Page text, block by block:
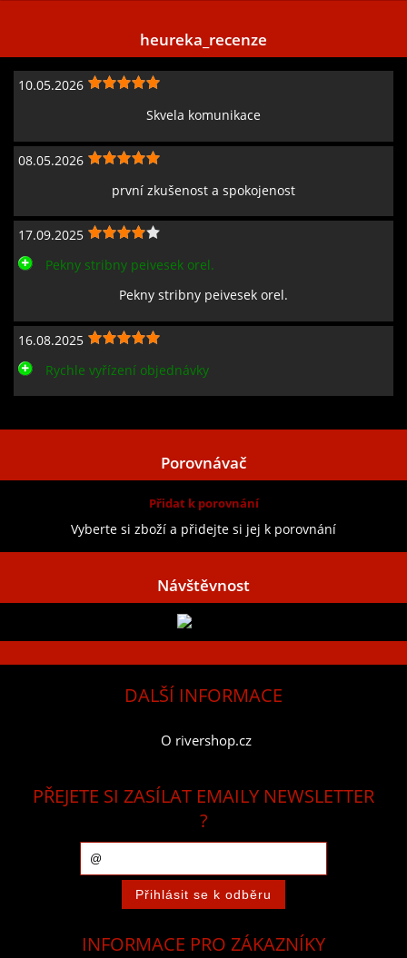
heureka_recenze
10.05.2026
Skvela komunikace
08.05.2026
první zkušenost a spokojenost
17.09.2025
Pekny stribny peivesek orel.
Pekny stribny peivesek orel.
16.08.2025
Rychle vyřízení objednávky
Porovnávač
Přidat k porovnání
Vyberte si zboží a přidejte si jej k porovnání
Návštěvnost
DALŠÍ INFORMACE
O rivershop.cz
PŘEJETE SI ZASÍLAT EMAILY NEWSLETTER
?
INFORMACE PRO ZÁKAZNÍKY